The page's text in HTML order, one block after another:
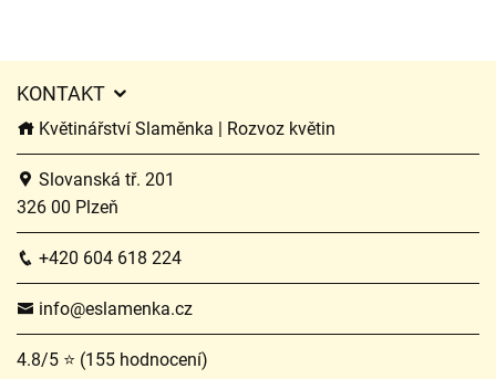
KONTAKT
Květinářství Slaměnka | Rozvoz květin
Slovanská tř. 201
326 00 Plzeň
+420 604 618 224
info@eslamenka.cz
4.8/5 ⭐ (155 hodnocení)